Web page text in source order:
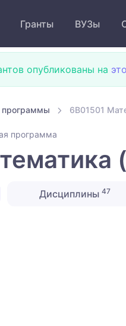
Гранты ВУЗы
опубликованы на
программы 6B01501
программа
Дисциплины47